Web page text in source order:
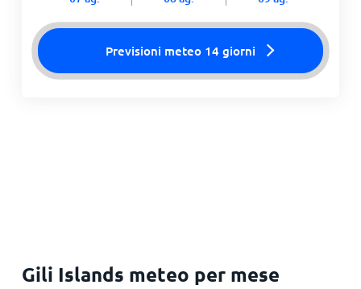
Previsioni meteo 14 giorni
Gili Islands meteo per mese